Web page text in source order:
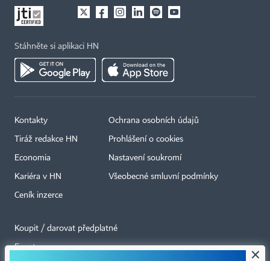
Stáhněte si aplikaci HN
Kontakty
Tiráž redakce HN
Economia
Kariéra v HN
Ceník inzerce
Ochrana osobních údajů
Prohlášení o cookies
Nastavení soukromí
Všeobecné smluvní podmínky
Koupit / darovat předplatné
Eventy ×